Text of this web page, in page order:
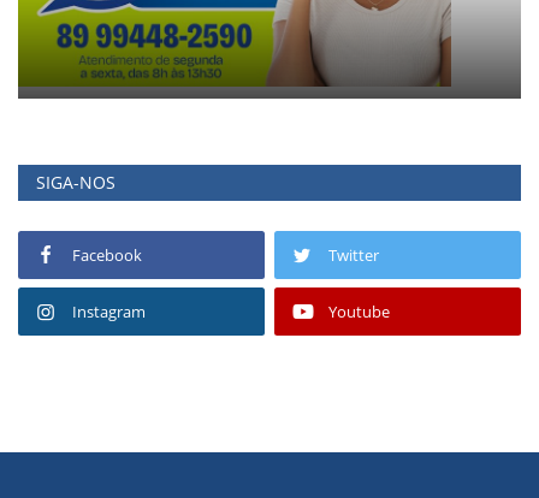
SIGA-NOS
Facebook Twitter
Instagram Youtube